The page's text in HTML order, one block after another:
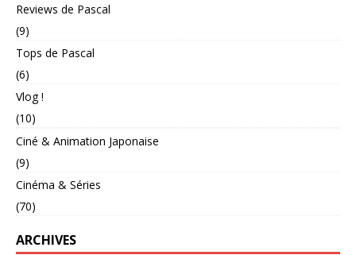
Reviews de Pascal
(9)
Tops de Pascal
(6)
Vlog !
(10)
Ciné & Animation Japonaise
(9)
Cinéma & Séries
(70)
ARCHIVES